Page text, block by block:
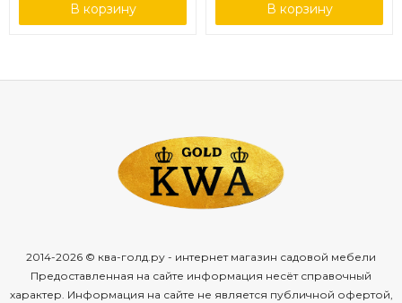
В корзину В корзину
2014-2026 © ква-голд.ру - интернет магазин садовой мебели
Предоставленная на сайте информация несёт справочный
характер. Информация на сайте не является публичной офертой,